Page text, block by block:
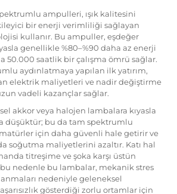
ampulleri, ışık kalitesini
bir enerji verimliliği sağlayan
kullanır. Bu ampuller, eşdeğer
genellikle %80–%90 daha az enerji
50.000 saatlik bir çalışma ömrü sağlar.
aydınlatmaya yapılan ilk yatırım,
elektrik maliyetleri ve nadir değiştirme
vadeli kazançlar sağlar.
akkor veya halojen lambalara kıyasla
düşüktür; bu da tam spektrumlu
için daha güvenli hale getirir ve
soğutma maliyetlerini azaltır. Katı hal
titreşime ve şoka karşı üstün
bu nedenle bu lambalar, mekanik stres
nedeniyle geleneksel
gösterdiği zorlu ortamlar için